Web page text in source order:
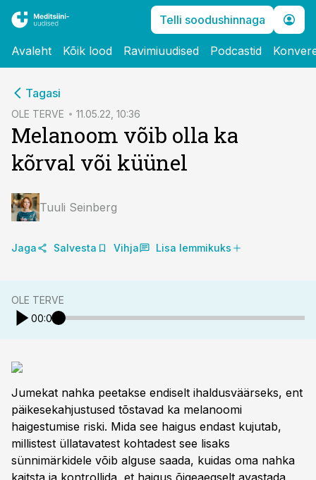
Telli soodushinnaga
Avaleht Kõik lood Ravimiuudised Podcastid
Tagasi
OLE TERVE 11.05.22, 10:36
Melanoom võib olla ka
kõrval või küünel
Tuuli Seinberg
Jaga Salvesta Vihja Lisa lemmikuks
OLE TERVE
00:00
Jumekat nahka peetakse endiselt ihaldusväärseks, ent
päikesekahjustused tõstavad ka melanoomi
haigestumise riski. Mida see haigus endast kujutab,
millistest üllatavatest kohtadest see lisaks
sünnimärkidele võib alguse saada, kuidas oma nahka
kaitsta ja kontrollida, et haigus õigeaegselt avastada